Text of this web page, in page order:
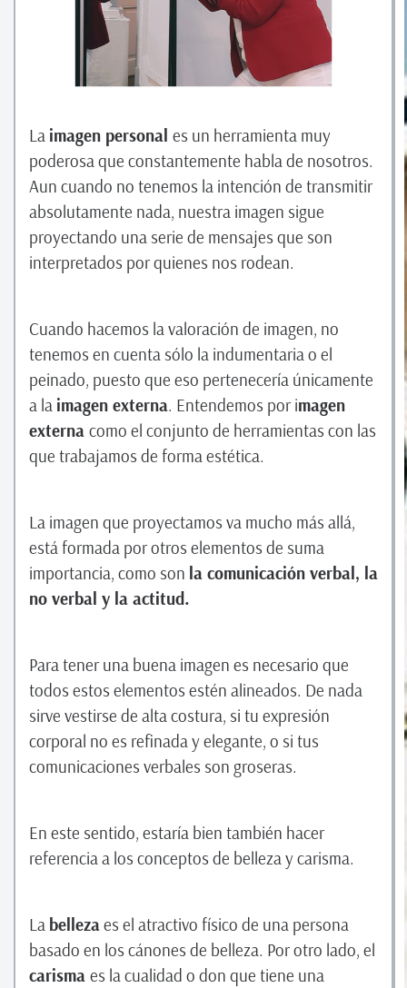
La imagen personal es un herramienta muy
poderosa que constantemente habla de nosotros.
Aun cuando no tenemos la intención de transmitir
absolutamente nada, nuestra imagen sigue
proyectando una serie de mensajes que son
interpretados por quienes nos rodean.
Cuando hacemos la valoración de imagen, no
tenemos en cuenta sólo la indumentaria o el
peinado, puesto que eso pertenecería únicamente
a la imagen externa. Entendemos por imagen
externa como el conjunto de herramientas con las
que trabajamos de forma estética.
La imagen que proyectamos va mucho más allá,
está formada por otros elementos de suma
importancia, como son la comunicación verbal, la
no verbal y la actitud.
Para tener una buena imagen es necesario que
todos estos elementos estén alineados. De nada
sirve vestirse de alta costura, si tu expresión
corporal no es refinada y elegante, o si tus
comunicaciones verbales son groseras.
En este sentido, estaría bien también hacer
referencia a los conceptos de belleza y carisma.
La bellezaes el atractivo físico de una persona
basado en los cánones de belleza. Por otro lado, el
carisma es la cualidad o don que tiene una